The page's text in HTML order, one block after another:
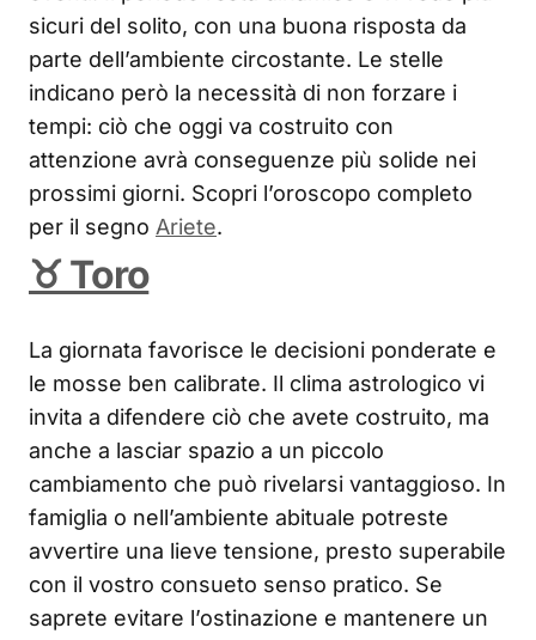
sicuri del solito, con una buona risposta da
parte dell’ambiente circostante. Le stelle
indicano però la necessità di non forzare i
tempi: ciò che oggi va costruito con
attenzione avrà conseguenze più solide nei
prossimi giorni. Scopri l’oroscopo completo
per il segno Ariete.
♉ Toro
La giornata favorisce le decisioni ponderate e
le mosse ben calibrate. Il clima astrologico vi
invita a difendere ciò che avete costruito, ma
anche a lasciar spazio a un piccolo
cambiamento che può rivelarsi vantaggioso. In
famiglia o nell’ambiente abituale potreste
avvertire una lieve tensione, presto superabile
con il vostro consueto senso pratico. Se
saprete evitare l’ostinazione e mantenere un